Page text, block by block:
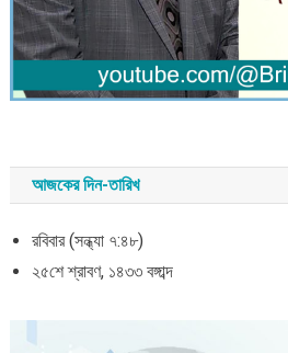
আজকের দিন-তারিখ
রবিবার (সন্ধ্যা ৭:৪৮)
২৫শে শ্রাবণ, ১৪৩৩ বঙ্গাব্দ